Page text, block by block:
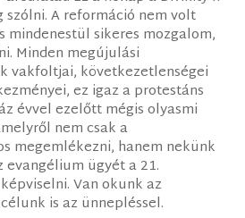
A reformáció nem volt
sikeres mozgalom,
Minden megújulási
vakfoltjai, következetlenségei
ez igaz a protestáns
évvel ezelőtt mégis olyasmi
nem csak a
megemlékezni, hanem nekünk
evangélium ügyét a 21.
Van okunk az
is az ünnepléssel.